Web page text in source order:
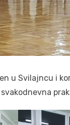
u Svilajncu i